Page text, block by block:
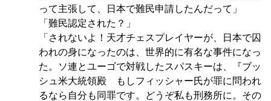
って主張して、日本で難民申請したんだって」
「難民認定された？」
「されないよ！天才チェスプレイヤーが、日本で囚
われの身になったのは、世界的に有名な事件になっ
た。ソ連とユーゴで対戦したスパスキーは、『ブッ
シュ米大統領殿 もしフィッシャー氏が罪に問われ
るなら自分も同罪です。どうぞ私も刑務所に。その